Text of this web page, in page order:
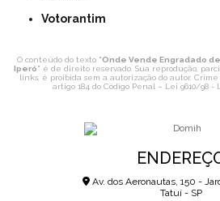
Votorantim
O conteúdo do texto "Onde Vende Engradado
Iperó" é de direito reservado. Sua reprodução,
links, é proibida sem a autorização do autor.
artigo 184 do Código Penal – Lei 9610/98 -
Av. dos Aeronautas, 150 -
Tatuí - SP